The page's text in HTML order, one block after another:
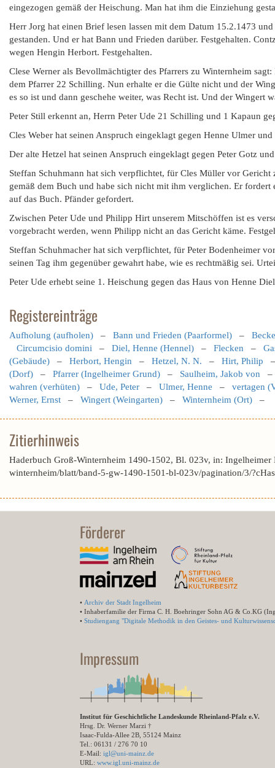
eingezogen gemäß der Heischung. Man hat ihm die Einziehung
Herr Jorg hat einen Brief lesen lassen mit dem Datum 15.2.1473
gestanden. Und er hat Bann und Frieden darüber. Festgehalten.
wegen Hengin Herbort. Festgehalten.
Clese Werner als Bevollmächtigter des Pfarrers zu Winternheim
dem Pfarrer 22 Schilling. Nun erhalte er die Gülte nicht und der
es so ist und dann geschehe weiter, was Recht ist. Und der Wingert
Peter Still erkennt an, Herrn Peter Ude 21 Schilling und 1 Kapaun
Cles Weber hat seinen Anspruch eingeklagt gegen Henne Ulmer
Der alte Hetzel hat seinen Anspruch eingeklagt gegen Peter Gotz
Steffan Schuhmann hat sich verpflichtet, für Cles Müller vor
gemäß dem Buch und habe sich nicht mit ihm verglichen. Er
auf das Buch. Pfänder gefordert.
Zwischen Peter Ude und Philipp Hirt unserem Mitschöffen ist es
vorgebracht werden, wenn Philipp nicht an das Gericht käme.
Steffan Schuhmacher hat sich verpflichtet, für Peter Bodenheimer
seinen Tag ihm gegenüber gewahrt habe, wie es rechtmäßig sei.
Peter Ude erhebt seine 1. Heischung gegen das Haus von Henne
Registereinträge
Aufholung (aufholen) – Bann und Frieden (Paarformel) –
Circumcisio domini – Diel, Henne (Hennel) – Flecken –
(Gebäude) – Herbort, Hengin – Hetzel, N. N. – Hirt, Philip
(Dorf) – Pfarrer (Ingelheimer Grund) – Saulheim, Jakob von
wahren (verhüten) – Ude, Peter – Ulmer, Henne – vertagen
Werner, Ernst – Wingert (Weingarten) – Winternheim (Ort) –
Zitierhinweis
Haderbuch Groß-Winternheim 1490-1502, Bl. 023v, in:
winternheim/blatt/band-5-gw-1490-1501-bl-023v/pagination/3/
Förderer
• Archiv der Stadt Ingelheim
• Inhaberfamilie der Firma C. H. Boehringer Sohn AG & Co.KG
• Studiengang "Digitale Methodik in den Geistes- und
Impressum
Institut für Geschichtliche Landeskunde Rheinland-Pfalz e.V.
Hrsg. Dr. Werner Marzi †
Isaac-Fulda-Allee 2B, 55124 Mainz
Tel.: 06131 / 276 70 10
E-Mail: igl@uni-mainz.de
URL: www.igl.uni-mainz.de